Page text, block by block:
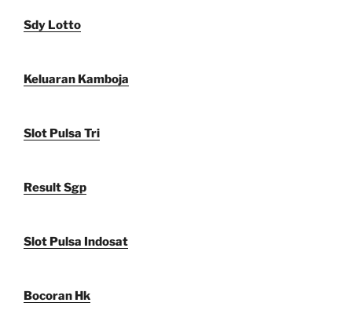
Sdy Lotto
Keluaran Kamboja
Slot Pulsa Tri
Result Sgp
Slot Pulsa Indosat
Bocoran Hk